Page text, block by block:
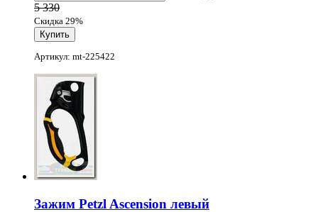
5 330
Скидка 29%
Артикул: mt-225422
Зажим Petzl Ascension левый